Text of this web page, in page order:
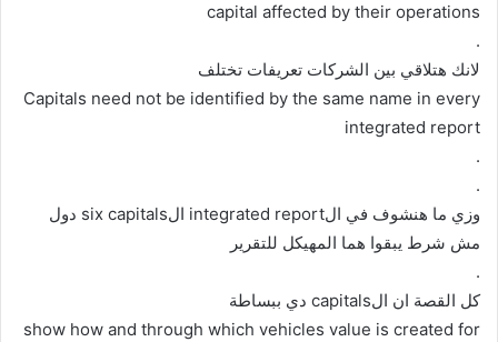
capital affected by their operations
.
لانك هتلاقي بين الشركات تعريفات تختلف
Capitals need not be identified by the same name in every
integrated report
.
.
وزي ما هنشوف في الintegrated report الsix capitals دول
مش شرط يبقوا هما المهيكل للتقرير
.
كل القصة ان الcapitals دي ببساطة
show how and through which vehicles value is created for